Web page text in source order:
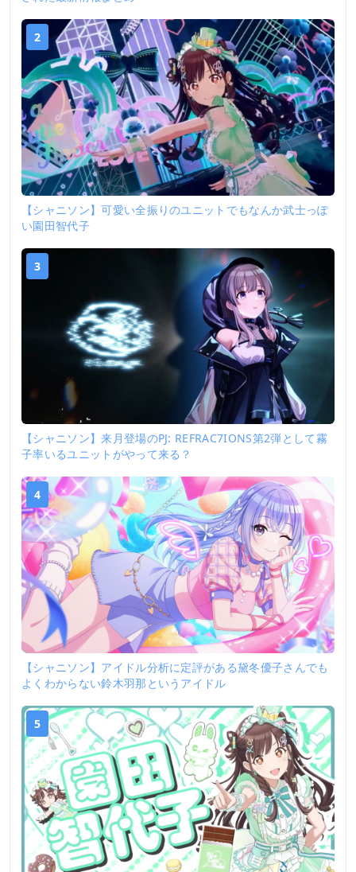
2
【シャニソン】可愛い全振りのユニットでもなんか武士っぽ
い園田智代子
3
【シャニソン】来月登場のPJ: REFRAC7IONS第2弾として霧
子率いるユニットがやって来る？
4
【シャニソン】アイドル分析に定評がある黛冬優子さんでも
よくわからない鈴木羽那というアイドル
5